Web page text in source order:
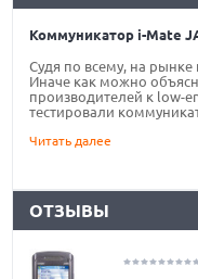
Коммуникатор i-Mate
Судя по всему, на рынке
Иначе как можно
производителей к low-
тестировали
Читать далее
ОТЗЫВЫ